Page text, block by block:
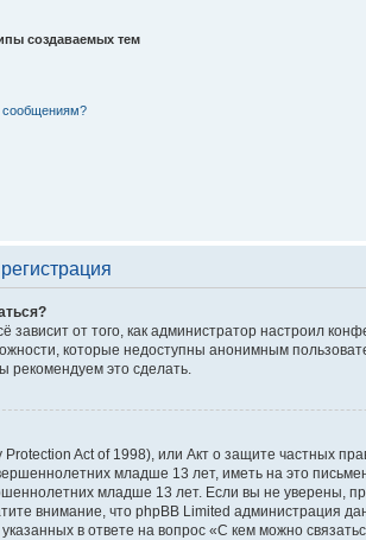
создаваемых тем
сообщениям?
зависит от того, как администратор настроил
которые недоступны анонимным
рекомендуем это сделать.
Protection Act of 1998), или Акт о защите частных
младше 13 лет, иметь на это
младше 13 лет. Если вы не уверены,
внимание, что phpBB Limited администрация
в ответе на вопрос «С кем можно